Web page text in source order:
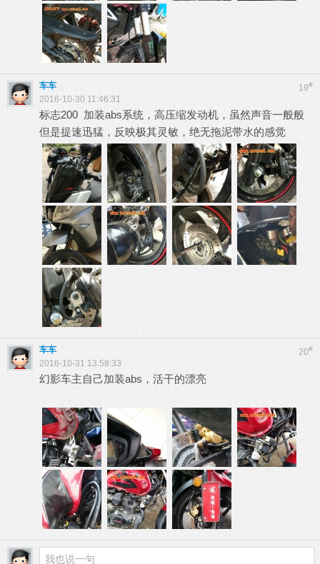
19#
车车
2016-10-30 11:46:31
标志200 加装abs系统，高压缩发动机，虽然声音一般般
但是提速迅猛，反映极其灵敏，绝无拖泥带水的感觉
20#
车车
2016-10-31 13:58:33
幻影车主自己加装abs，活干的漂亮